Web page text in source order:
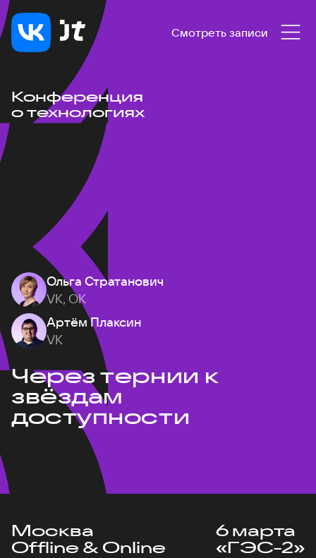
Смотреть записи
Конференция
о технологиях
Ольга Стратанович
VK, ОК
Артём Плаксин
VK
Через тернии к
звёздам
доступности
Москва
Offline & Online
6 марта
«ГЭС-2»